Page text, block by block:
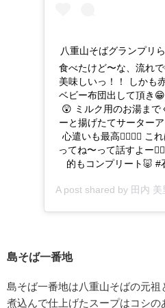
八重山そばグランプリ
食べたけど〜な、流れ
美味しいっ！！ しかも
ベビー布団出して頂き
😲 ミルク用のお湯まで
ーと揚げたてサーター
心遣いも最高👍🏻👍🏻
ってね〜って話すよー
的もコンプリート🐷 #
A post shared by 田内
島そば一番地
島そば一番地は八重山そばの元
煮込んで仕上げたスープはコシ